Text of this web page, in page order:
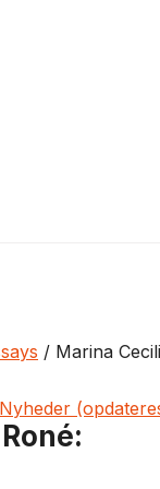
/ Marina
Nyheder